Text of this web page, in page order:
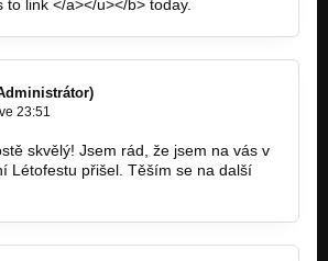
link </a></u></b> today.
23:51
skvělý! Jsem rád, že jsem na vás v
Létofestu přišel. Těším se na další